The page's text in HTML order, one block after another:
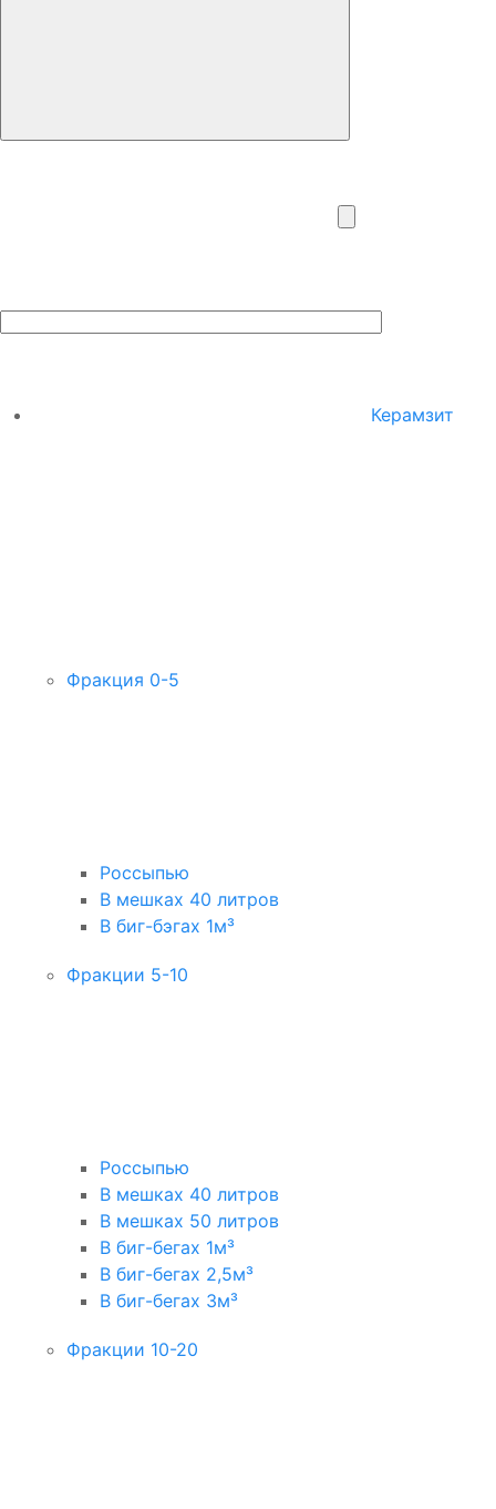
Керамзит
Фракция 0-5
Россыпью
В мешках 40 литров
В биг-бэгах 1м³
Фракции 5-10
Россыпью
В мешках 40 литров
В мешках 50 литров
В биг-бегах 1м³
В биг-бегах 2,5м³
В биг-бегах 3м³
Фракции 10-20